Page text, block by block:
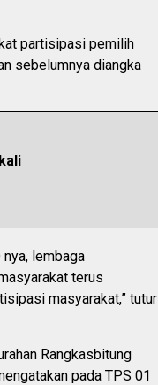
partisipasi pemilih
sebelumnya diangka
lembaga
terus
masyarakat,” tutur
Rangkasbitung
pada TPS 01